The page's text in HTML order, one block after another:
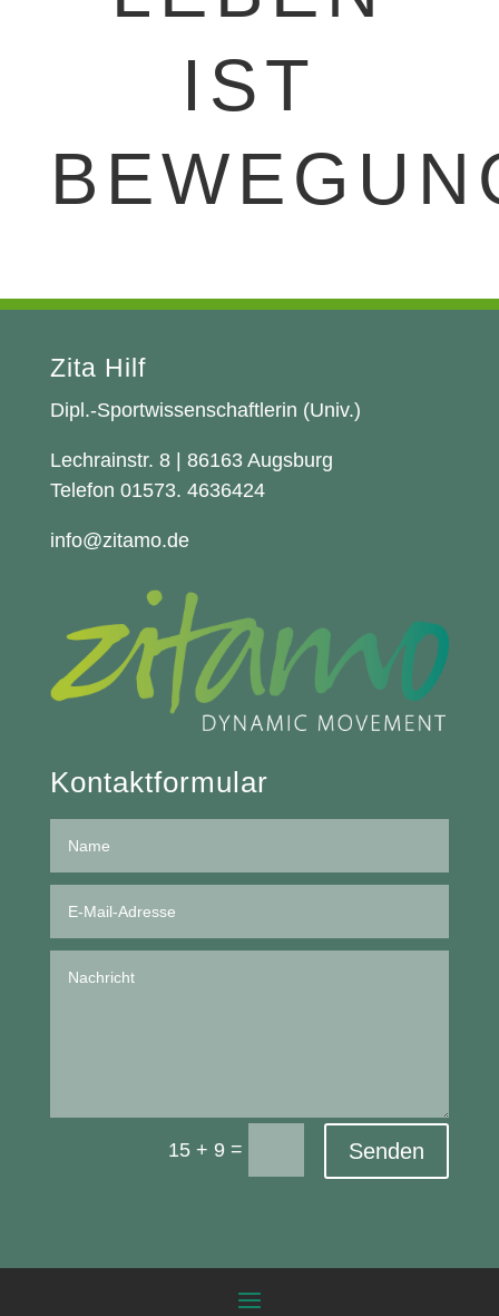
IST
Zita Hilf
Dipl.-Sportwissenschaftlerin (Univ.)
Lechrainstr. 8 | 86163 Augsburg
Telefon 01573. 4636424
info@zitamo.de
Kontaktformular
15 + 9 = Senden